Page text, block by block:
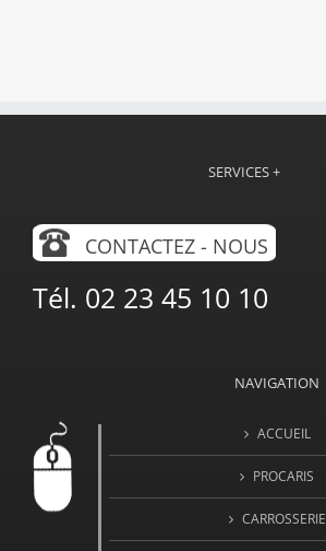
SERVICES +
CONTACTEZ - NOUS
Tél. 02 23 45 10 10
NAVIGATION
ACCUEIL
PROCARIS
CARROSSERIE